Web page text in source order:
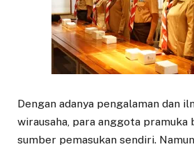
Dengan adanya pengalaman dan
wirausaha, para anggota pramuka
sumber pemasukan sendiri.